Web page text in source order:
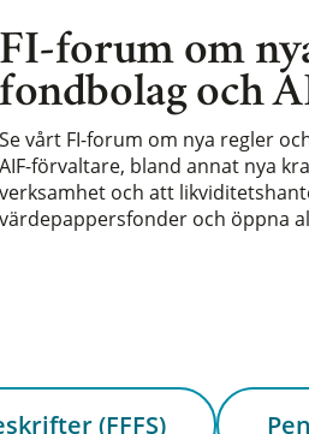
FI-forum om
fondbolag och
Se vårt FI-forum om nya regler
AIF-förvaltare, bland annat nya
verksamhet och att
värdepappersfonder och öppna
(FFFS)